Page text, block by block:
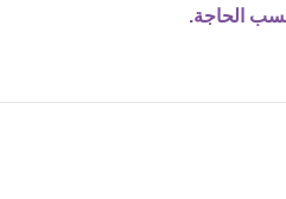
الحاجة.